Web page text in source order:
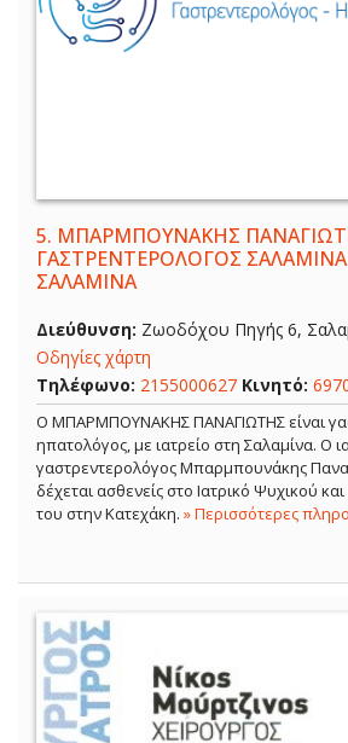
5. ΜΠΑΡΜΠΟΥΝΑΚΗΣ
ΓΑΣΤΡΕΝΤΕΡΟΛΟΓΟΣ
ΣΑΛΑΜΙΝΑ
Διεύθυνση: Ζωοδόχου Πηγής 6,
Οδηγίες χάρτη
Τηλέφωνο: 2155000627 Κινητό:
Ο ΜΠΑΡΜΠΟΥΝΑΚΗΣ ΠΑΝΑΓΙΩΤΗΣ είναι
ηπατολόγος, με ιατρείο στη Σαλαμίνα. Ο
γαστρεντερολόγος Μπαρμπουνάκης
δέχεται ασθενείς στο Ιατρικό Ψυχικού
του στην Κατεχάκη. » Περισσότερες